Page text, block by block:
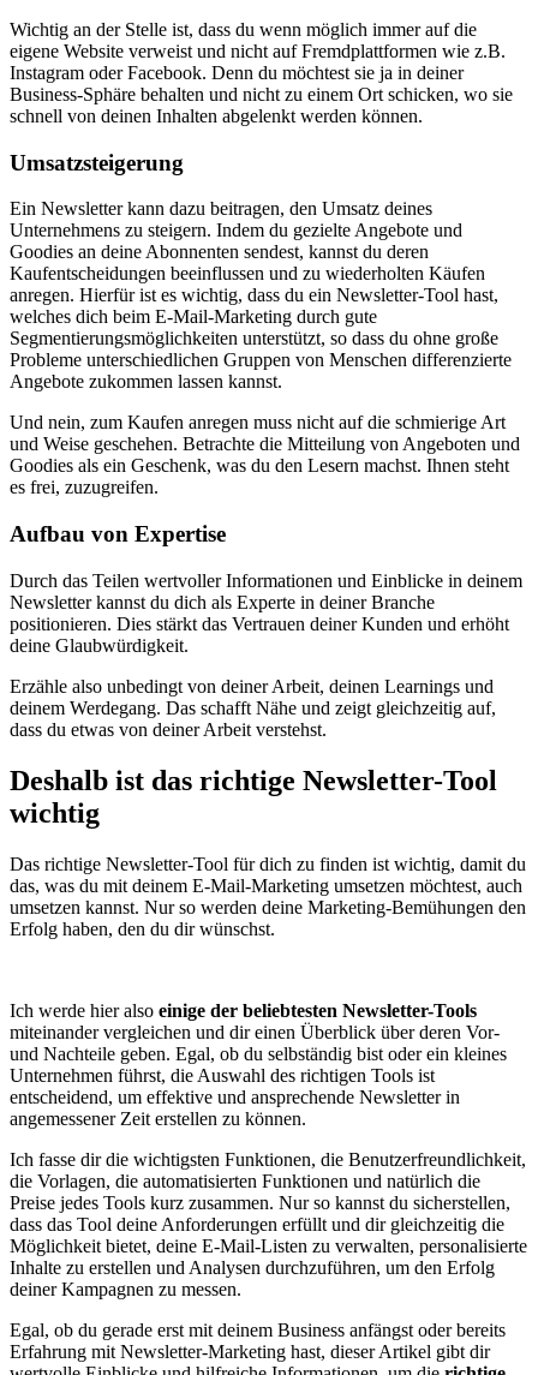
Wichtig an der Stelle ist, dass du wenn möglich immer auf die
eigene Website verweist und nicht auf Fremdplattformen wie z.B.
Instagram oder Facebook. Denn du möchtest sie ja in deiner
Business-Sphäre behalten und nicht zu einem Ort schicken, wo sie
schnell von deinen Inhalten abgelenkt werden können.
Umsatzsteigerung
Ein Newsletter kann dazu beitragen, den Umsatz deines
Unternehmens zu steigern. Indem du gezielte Angebote und
Goodies an deine Abonnenten sendest, kannst du deren
Kaufentscheidungen beeinflussen und zu wiederholten Käufen
anregen. Hierfür ist es wichtig, dass du ein Newsletter-Tool hast,
welches dich beim E-Mail-Marketing durch gute
Segmentierungsmöglichkeiten unterstützt, so dass du ohne große
Probleme unterschiedlichen Gruppen von Menschen differenzierte
Angebote zukommen lassen kannst.
Und nein, zum Kaufen anregen muss nicht auf die schmierige Art
und Weise geschehen. Betrachte die Mitteilung von Angeboten und
Goodies als ein Geschenk, was du den Lesern machst. Ihnen steht
es frei, zuzugreifen.
Aufbau von Expertise
Durch das Teilen wertvoller Informationen und Einblicke in deinem
Newsletter kannst du dich als Experte in deiner Branche
positionieren. Dies stärkt das Vertrauen deiner Kunden und erhöht
deine Glaubwürdigkeit.
Erzähle also unbedingt von deiner Arbeit, deinen Learnings und
deinem Werdegang. Das schafft Nähe und zeigt gleichzeitig auf,
dass du etwas von deiner Arbeit verstehst.
Deshalb ist das richtige Newsletter-Tool
wichtig
Das richtige Newsletter-Tool für dich zu finden ist wichtig, damit du
das, was du mit deinem E-Mail-Marketing umsetzen möchtest, auch
umsetzen kannst. Nur so werden deine Marketing-Bemühungen den
Erfolg haben, den du dir wünschst.
Ich werde hier also einige der beliebtesten Newsletter-Tools
miteinander vergleichen und dir einen Überblick über deren Vor-
und Nachteile geben. Egal, ob du selbständig bist oder ein kleines
Unternehmen führst, die Auswahl des richtigen Tools ist
entscheidend, um effektive und ansprechende Newsletter in
angemessener Zeit erstellen zu können.
Ich fasse dir die wichtigsten Funktionen, die Benutzerfreundlichkeit,
die Vorlagen, die automatisierten Funktionen und natürlich die
Preise jedes Tools kurz zusammen. Nur so kannst du sicherstellen,
dass das Tool deine Anforderungen erfüllt und dir gleichzeitig die
Möglichkeit bietet, deine E-Mail-Listen zu verwalten, personalisierte
Inhalte zu erstellen und Analysen durchzuführen, um den Erfolg
deiner Kampagnen zu messen.
Egal, ob du gerade erst mit deinem Business anfängst oder bereits
Erfahrung mit Newsletter-Marketing hast, dieser Artikel gibt dir